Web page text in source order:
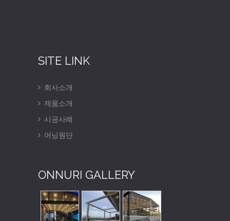
SITE LINK
회사소개
제품소개
시공사례
어닝원단
ONNURI GALLERY